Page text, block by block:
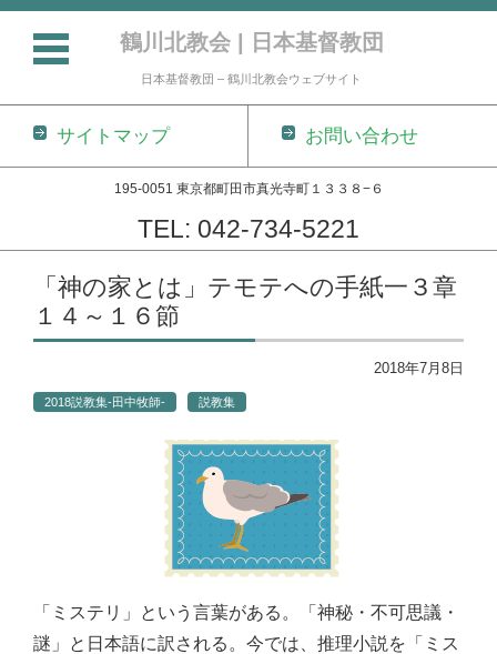
鶴川北教会 | 日本基督教団
日本基督教団 – 鶴川北教会ウェブサイト
サイトマップ お問い合わせ
195-0051 東京都町田市真光寺町１３３８−６
TEL: 042-734-5221
コンテンツに移動
「神の家とは」テモテへの手紙一３章
１４～１６節
2018年7月8日
2018説教集-田中牧師- 説教集
「ミステリ」という言葉がある。「神秘・不可思議・
謎」と日本語に訳される。今では、推理小説を「ミス